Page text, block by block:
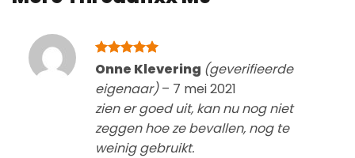
Gewaardeerd
5uit 5
Onne Klevering (geverifieerde
eigenaar) – 7 mei 2021
zien er goed uit, kan nu nog niet
zeggen hoe ze bevallen, nog te
weinig gebruikt.